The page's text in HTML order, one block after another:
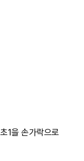
1을 손가락으로